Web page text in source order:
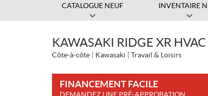
CATALOGUE NEUF INVENTAIRE
KAWASAKI RIDGE XR
Côte-à-côte Kawasaki Travail & Loisirs
FINANCEMENT FACILE